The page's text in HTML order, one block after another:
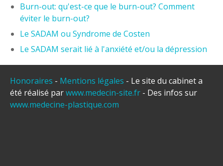
Burn-out: qu'est-ce que le burn-out? Comment
éviter le burn-out?
Le SADAM ou Syndrome de Costen
Le SADAM serait lié à l'anxiété et/ou la dépression
Honoraires - Mentions légales - Le site du cabinet a
été réalisé parwww.medecin-site.fr - Des infos sur
www.medecine-plastique.com